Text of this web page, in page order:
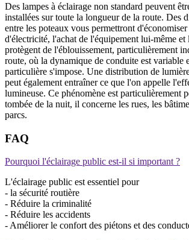
Des lampes à éclairage non standard peuvent
installées sur toute la longueur de la route. Des
entre les poteaux vous permettront
d'électricité, l'achat de l'équipement lui-même
protègent de l'éblouissement, particulièrement
route, où la dynamique de conduite est variable
particulière s'impose. Une distribution de
peut également entraîner ce que l'on appelle
lumineuse. Ce phénomène est particulièrement
tombée de la nuit, il concerne les rues, les
parcs.
FAQ
Pourquoi l'éclairage public est-il si important ?
L'éclairage public est essentiel pour
- la sécurité routière
- Réduire la criminalité
- Réduire les accidents
- Améliorer le confort des piétons et des